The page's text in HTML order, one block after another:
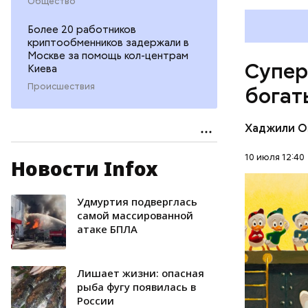
Более 20 работников
криптообменников задержали в
Москве за помощь кол-центрам
Киева
Происшествия
Новости Infox
Удмуртия подверглась
самой массированной
атаке БПЛА
Лишает жизни: опасная
рыба фугу появилась в
России
Хаджили
10 июля 12:40
Амансио
магазине
делала
ДЕНЬГИ